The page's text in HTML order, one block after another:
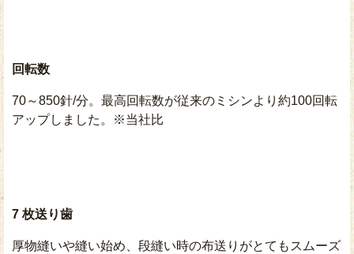
回転数
70～850針/分。最高回転数が従来のミシンより約100回転
アップしました。※当社比
7 枚送り歯
厚物縫いや縫い始め、段縫い時の布送りがとてもスムーズ